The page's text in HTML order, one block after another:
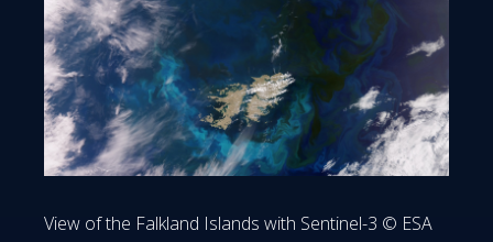
View of the Falkland Islands with Sentinel-3 © ESA